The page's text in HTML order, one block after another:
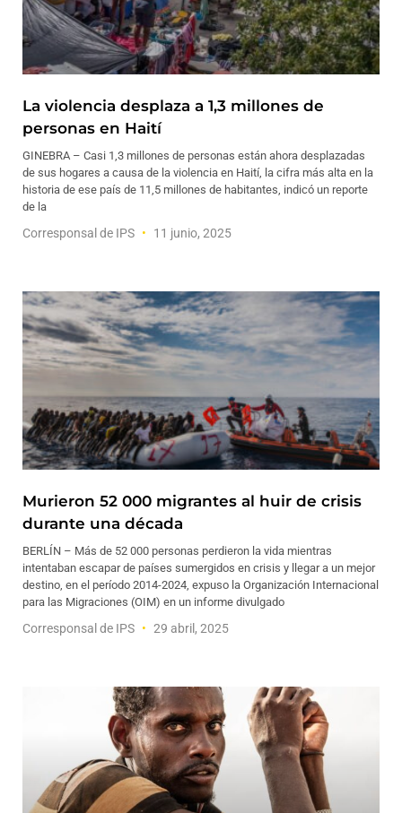
La violencia desplaza a 1,3 millones de
personas en Haití
GINEBRA – Casi 1,3 millones de personas están ahora desplazadas
de sus hogares a causa de la violencia en Haití, la cifra más alta en la
historia de ese país de 11,5 millones de habitantes, indicó un reporte
de la
Corresponsal de IPS 11 junio, 2025
Murieron 52 000 migrantes al huir de crisis
durante una década
BERLÍN – Más de 52 000 personas perdieron la vida mientras
intentaban escapar de países sumergidos en crisis y llegar a un mejor
destino, en el período 2014-2024, expuso la Organización Internacional
para las Migraciones (OIM) en un informe divulgado
Corresponsal de IPS 29 abril, 2025